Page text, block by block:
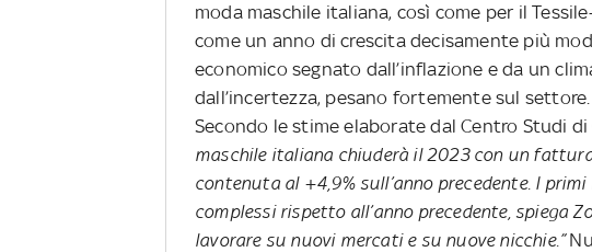
moda maschile italiana, così come per il
come un anno di crescita decisamente più
economico segnato dall’inflazione e da un
dall’incertezza, pesano fortemente sul settore.
Secondo le stime elaborate dal Centro Studi
maschile italiana chiuderà il 2023 con un
contenuta al +4,9% sull’anno precedente. I
complessi rispetto all’anno precedente, spiega
lavorare su nuovi mercati e su nuove nicchie.”